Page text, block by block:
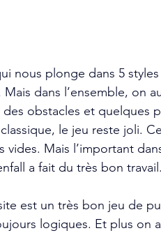
nous plonge dans 5
dans l’ensemble, on
obstacles et quelques
le jeu reste joli.
vides. Mais l’important
a fait du très bon travail.
est un très bon jeu de
logiques. Et plus on